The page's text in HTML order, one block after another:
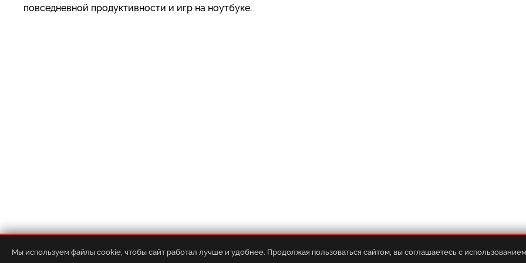
повседневной продуктивности и игр на ноутбуке.
О компании • Контакты • Доставка • Оплата • Услуги • FAQ •
База знаний
Мы используем файлы cookie, чтобы сайт работал лучше и удобнее. Продолжая пользоваться сайтом, вы соглашаетесь с